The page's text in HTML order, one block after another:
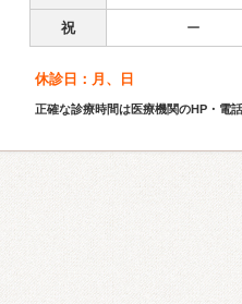
祝 ー
休診日：月、日
正確な診療時間は医療機関のHP・電